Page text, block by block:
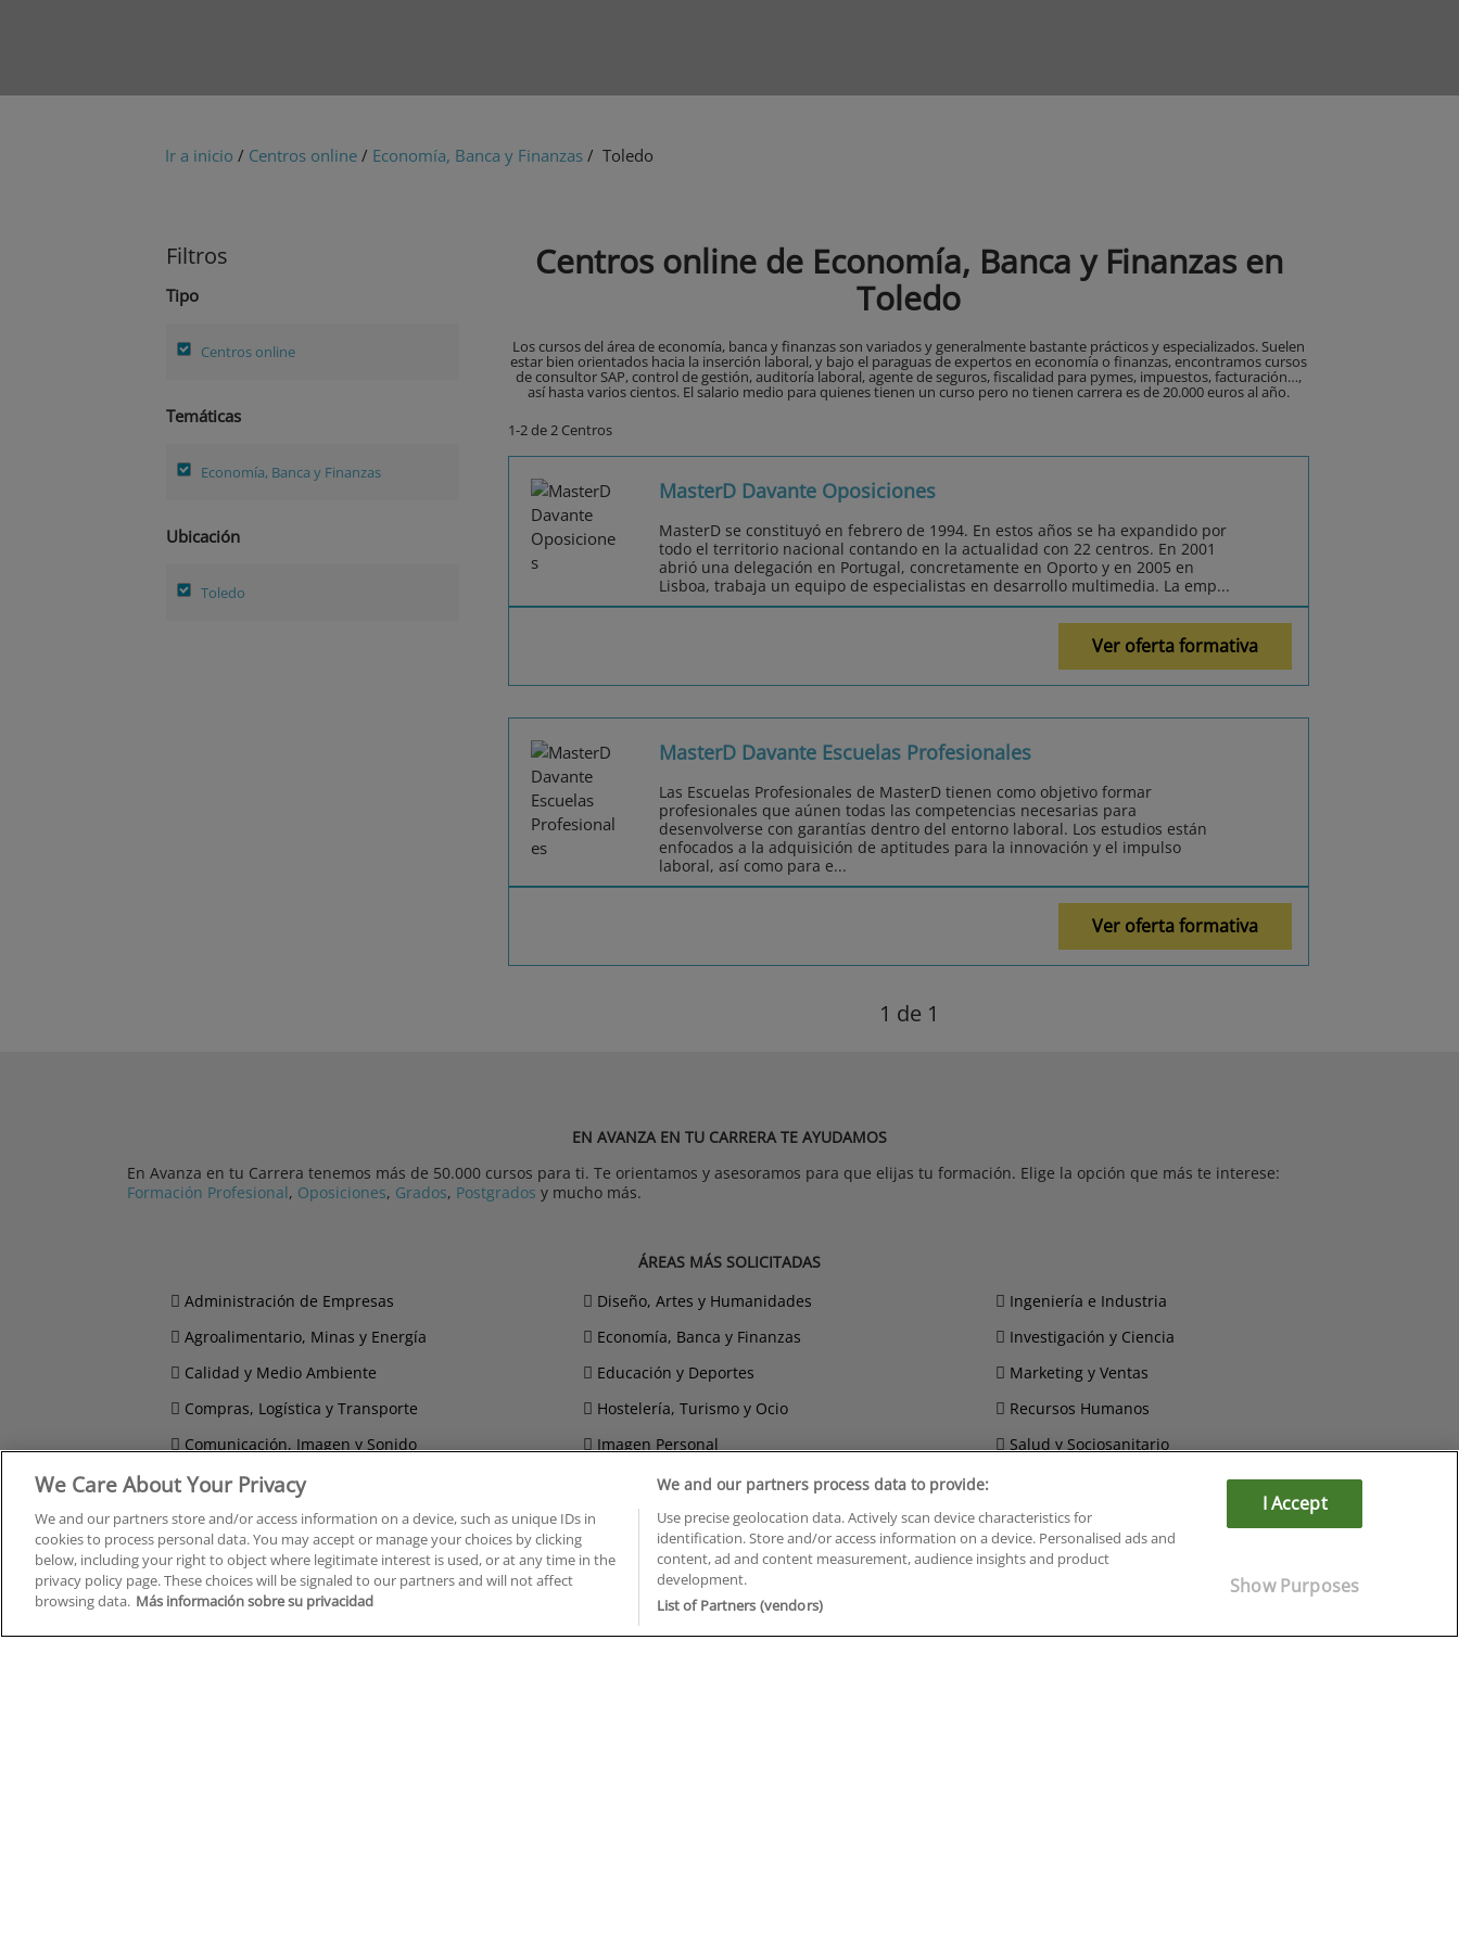
Ir a inicio / Centros online / Economía, Banca y Finanzas / Toledo
Filtros
Tipo
Centros online
Temáticas
Economía, Banca y Finanzas
Ubicación
Toledo
Centros online de Economía, Banca y Finanzas en
Toledo
Los cursos del área de economía, banca y finanzas son variados y generalmente bastante prácticos y especializados. Suelen
estar bien orientados hacia la inserción laboral, y bajo el paraguas de expertos en economía o finanzas, encontramos cursos
de consultor SAP, control de gestión, auditoría laboral, agente de seguros, fiscalidad para pymes, impuestos, facturación…,
así hasta varios cientos. El salario medio para quienes tienen un curso pero no tienen carrera es de 20.000 euros al año.
1-2 de 2 Centros
MasterD Davante Oposiciones
MasterD se constituyó en febrero de 1994. En estos años se ha expandido por
todo el territorio nacional contando en la actualidad con 22 centros. En 2001
abrió una delegación en Portugal, concretamente en Oporto y en 2005 en
Lisboa, trabaja un equipo de especialistas en desarrollo multimedia. La emp...
Ver oferta formativa
MasterD Davante Escuelas Profesionales
Las Escuelas Profesionales de MasterD tienen como objetivo formar
profesionales que aúnen todas las competencias necesarias para
desenvolverse con garantías dentro del entorno laboral. Los estudios están
enfocados a la adquisición de aptitudes para la innovación y el impulso
laboral, así como para e...
Ver oferta formativa
1 de 1
EN AVANZA EN TU CARRERA TE AYUDAMOS
En Avanza en tu Carrera tenemos más de 50.000 cursos para ti. Te orientamos y asesoramos para que elijas tu formación. Elige la opción que más te interese:
Formación Profesional, Oposiciones, Grados, Postgrados y mucho más.
ÁREAS MÁS SOLICITADAS
Administración de Empresas
Agroalimentario, Minas y Energía
Calidad y Medio Ambiente
Compras, Logística y Transporte
Comunicación, Imagen y Sonido
Derecho y Seguridad
Diseño, Artes y Humanidades
Economía, Banca y Finanzas
Educación y Deportes
Hostelería, Turismo y Ocio
Imagen Personal
Informática y Telecomunicaciones
Ingeniería e Industria
Investigación y Ciencia
Marketing y Ventas
Recursos Humanos
Salud y Sociosanitario
BUSCA TUS CURSOS EN TU PROVINCIA
Cursos en A Coruña
Cursos en Albacete
Cursos en Alicante
Cursos en Castellón
Cursos en Cáceres
Cursos en La Rioja
Cursos en Las Palmas
Cursos en León
Cursos en Tenerife
We Care About Your Privacy
We and our partners store and/or access information on a device, such as unique IDs in
cookies to process personal data. You may accept or manage your choices by clicking
below, including your right to object where legitimate interest is used, or at any time in the
privacy policy page. These choices will be signaled to our partners and will not affect
browsing data. Más información sobre su privacidad
We and our partners process data to provide:
Use precise geolocation data. Actively scan device characteristics for
identification. Store and/or access information on a device. Personalised ads and
content, ad and content measurement, audience insights and product
development.
List of Partners (vendors)
I Accept
Show Purposes